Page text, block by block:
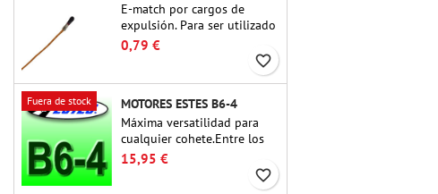
E-match por cargos de
expulsión. Para ser utilizado
con altímetros u otros
dispositivos electrónicos.
0,79 €
favorite_border
Fuera de stock
MOTORES ESTES B6-4
Máxima versatilidad para
cualquier cohete.Entre los
motores para cohetes más
utilizados hasta la fecha, el
15,95 €
favorite_border